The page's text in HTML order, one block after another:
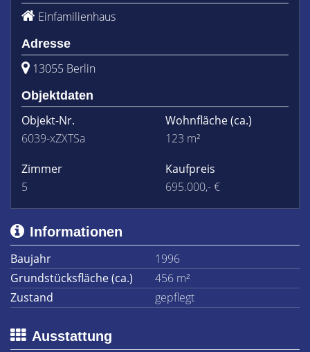
Einfamilienhaus
Adresse
13055 Berlin
Objektdaten
Objekt-Nr.
6039-xZXTSa
Wohnfläche(ca.)
123 m²
Zimmer
5
Kaufpreis
695.000,- €
Informationen
Baujahr
1996
Grundstücksfläche (ca.)
456 m²
Zustand
gepflegt
Ausstattung